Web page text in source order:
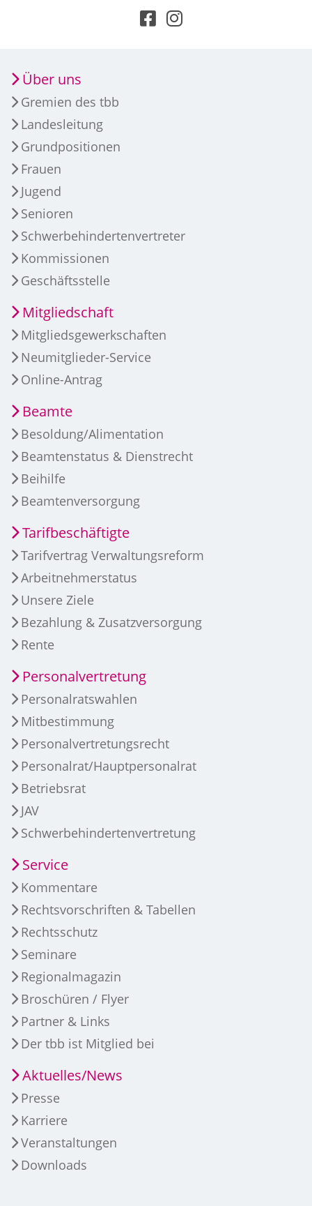
Über uns
Gremien des tbb
Landesleitung
Grundpositionen
Frauen
Jugend
Senioren
Schwerbehindertenvertreter
Kommissionen
Geschäftsstelle
Mitgliedschaft
Mitgliedsgewerkschaften
Neumitglieder-Service
Online-Antrag
Beamte
Besoldung/Alimentation
Beamtenstatus & Dienstrecht
Beihilfe
Beamtenversorgung
Tarifbeschäftigte
Tarifvertrag Verwaltungsreform
Arbeitnehmerstatus
Unsere Ziele
Bezahlung & Zusatzversorgung
Rente
Personalvertretung
Personalratswahlen
Mitbestimmung
Personalvertretungsrecht
Personalrat/Hauptpersonalrat
Betriebsrat
JAV
Schwerbehindertenvertretung
Service
Kommentare
Rechtsvorschriften & Tabellen
Rechtsschutz
Seminare
Regionalmagazin
Broschüren / Flyer
Partner & Links
Der tbb ist Mitglied bei
Aktuelles/News
Presse
Karriere
Veranstaltungen
Downloads